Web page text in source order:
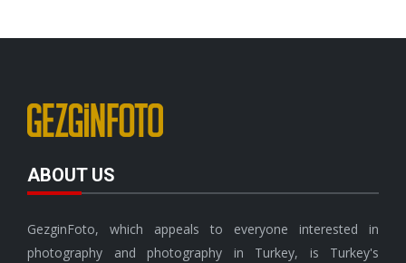
ABOUT US
GezginFoto, which appeals to everyone interested in
photography and photography in Turkey, is Turkey's